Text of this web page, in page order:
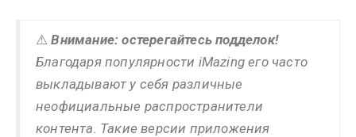
⚠ Внимание: остерегайтесь подделок!
Благодаря популярности iMazing его часто
выкладывают у себя различные
неофициальные распространители
контента. Такие версии приложения